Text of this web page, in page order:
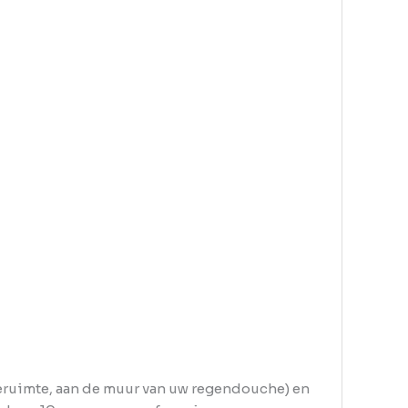
aan de muur van uw regendouche) en